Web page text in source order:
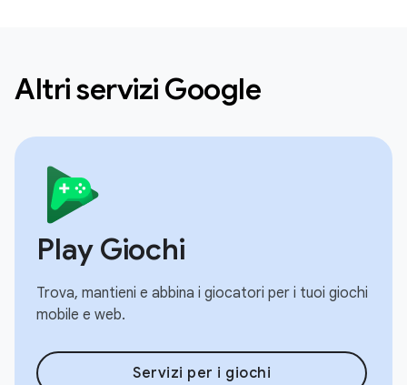
Altri servizi Google
Play Giochi
Trova, mantieni e abbina i giocatori per i tuoi giochi
mobile e web.
Servizi per i giochi